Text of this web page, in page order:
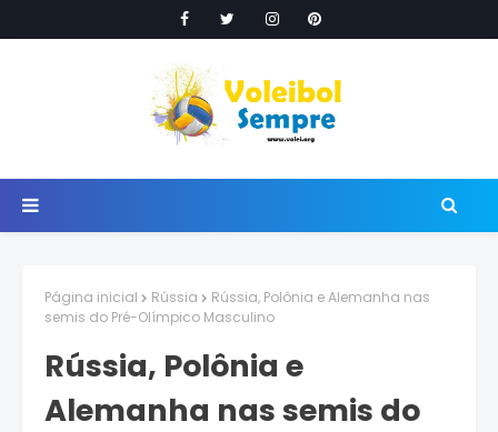
Página inicial Rússia
Rússia, Polônia e Alemanha nas
semis do Pré-Olímpico Masculino
Rússia, Polônia e
Alemanha nas semis do